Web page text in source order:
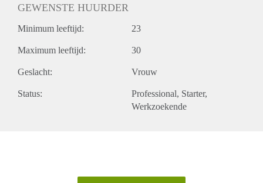
GEWENSTE HUURDER
Minimum leeftijd: 23
Maximum leeftijd: 30
Geslacht: Vrouw
Status: Professional Starter
Werkzoekende